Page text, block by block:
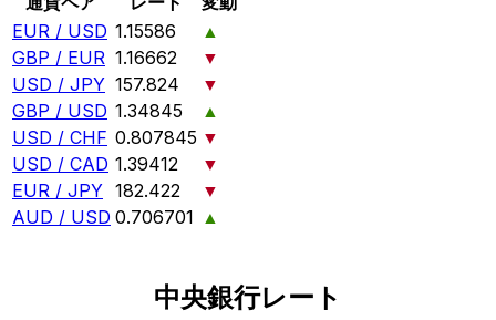
EUR / USD 1.15586
▲
GBP / EUR 1.16662
▼
USD / JPY 157.824
▼
GBP / USD 1.34845
▲
USD / CHF 0.807845 ▼
USD / CAD 1.39412
▼
EUR / JPY 182.422
▼
AUD / USD 0.706701 ▲
中央銀行レート